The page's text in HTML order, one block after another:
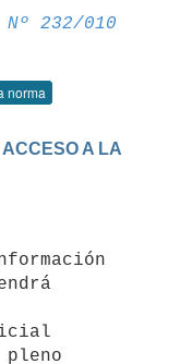
Nº 232/010
norma
A LA